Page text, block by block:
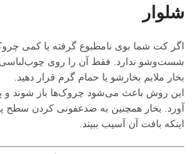
شلوار
اگر کت شما بوی نامطبوع گرفته یا کمی
شست‌وشو ندارد. فقط آن را روی چوب‌لباسی
بخار ملایم بخارشو یا حمام گرم قرار دهید.
این روش باعث می‌شود چروک‌ها باز شوند و
آورد. بخار همچنین به ضدعفونی کردن سطح
اینکه بافت آن آسیب ببیند.